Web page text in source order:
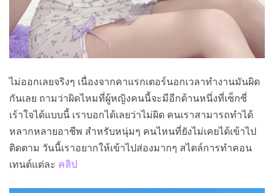
ไม่ออกเลยจริงๆ เนื่องจากคาแรกเตอร์นอกเวลาทำงานมันผิด
กันเลย ถามว่าผิดไหมที่ผู้หญิงคนนี้จะมีอีกด้านหนึ่งที่เซ็กซี่
เร้าใจได้แบบนี้ เราบอกได้เลยว่าไม่ผิด คนเราสามารถทำได้
หลากหลายอาชีพ สำหรับหนุ่มๆ คนไหนที่ยังไม่เคยได้เข้าไป
ติดตาม วันนี้เราอยากให้เข้าไปส่องมากๆ สไตล์การทำคอน
เทนต์แต่ละ คลิป